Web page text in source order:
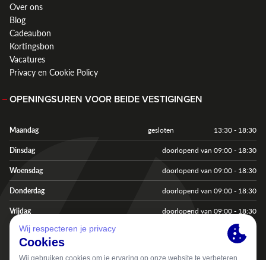
Over ons
Blog
Cadeaubon
Kortingsbon
Vacatures
Privacy en Cookie Policy
OPENINGSUREN VOOR BEIDE VESTIGINGEN
Maandag gesloten
13:30 - 18:30
Dinsdag
doorlopend van 09:00 - 18:30
Woensdag
doorlopend van 09:00 - 18:30
Donderdag
doorlopend van 09:00 - 18:30
Vrijdag
doorlopend van 09:00 - 18:30
Zaterdag
doorlopend van 09:00 - 18:00